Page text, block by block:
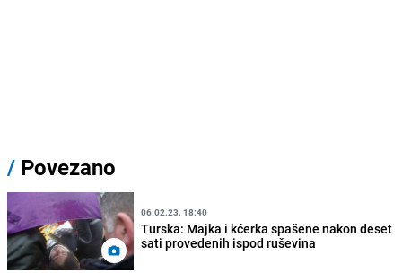
/ Povezano
06.02.23. 18:40
Turska: Majka i kćerka spašene nakon deset
sati provedenih ispod ruševina